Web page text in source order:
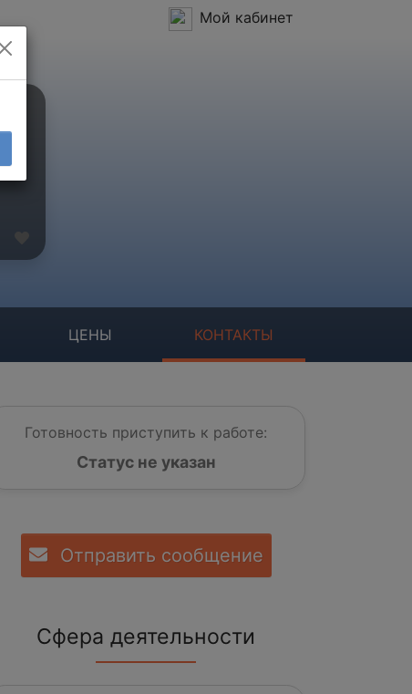
Мой кабинет
ЦЕНЫ КОНТАКТЫ
Готовность приступить к работе:
Статус не указан
Отправить сообщение
Сфера деятельности